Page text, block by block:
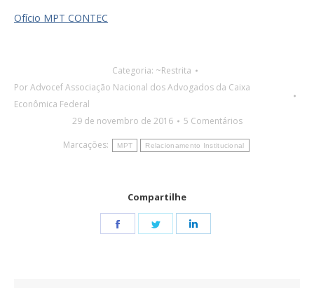
Ofício MPT CONTEC
Categoria: ~Restrita
PorAdvocef Associação Nacional dos Advogados da Caixa
Econômica Federal
29 de novembro de 2016
5 Comentários
Marcações:
MPT Relacionamento Institucional
Compartilhe
Share
Share